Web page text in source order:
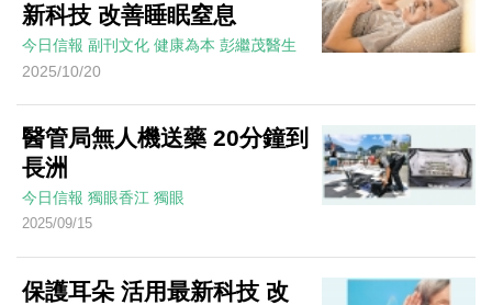
新科技 改善睡眠窒息
今日信報 副刊文化 健康為本 彭繼茂醫生
2025/10/20
醫管局無人機送藥 20分鐘到
長洲
今日信報 獨眼香江 獨眼
2025/09/15
保護耳朵 活用最新科技 改